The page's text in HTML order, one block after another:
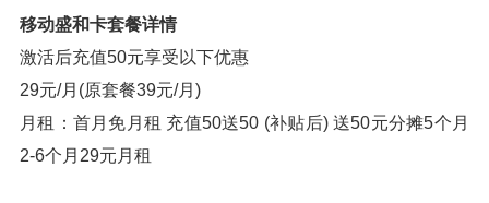
移动盛和卡套餐详情
激活后充值50元享受以下优惠
29元/月(原套餐39元/月)
月租：首月免月租 充值50送50 (补贴后) 送50元分摊5个月
2-6个月29元月租